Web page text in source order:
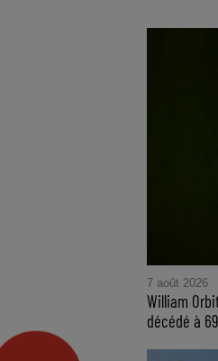
7 août 2026
William
décédé à